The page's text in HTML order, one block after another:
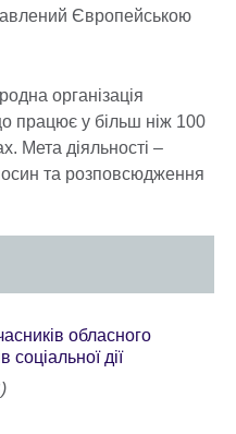
Європейською
організація
працює у більш ніж 100
Мета діяльності –
та розповсюдження
обласного
соціальної дії